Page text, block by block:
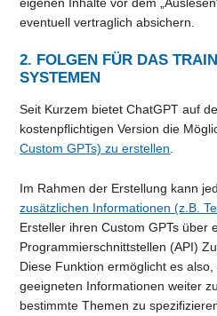
eventuell vertraglich absichern.
2. FOLGEN FÜR DAS
SYSTEMEN
Seit Kurzem bietet ChatGPT auf
kostenpflichtigen Version die
Custom GPTs) zu erstellen.
Im Rahmen der Erstellung kann
zusätzlichen Informationen (z.B.
Ersteller ihren Custom GPTs über
Programmierschnittstellen (API)
Diese Funktion ermöglicht es
geeigneten Informationen weiter
bestimmte Themen zu